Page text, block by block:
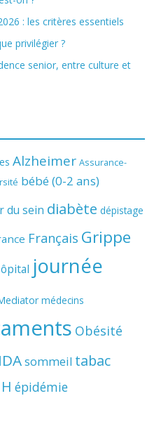
: les critères essentiels
privilégier ?
senior, entre culture et
Alzheimer Assurance-
bébé (0-2 ans)
du sein diabète dépistage
Français Grippe
journée
médecins
Obésité
sommeil tabac
épidémie